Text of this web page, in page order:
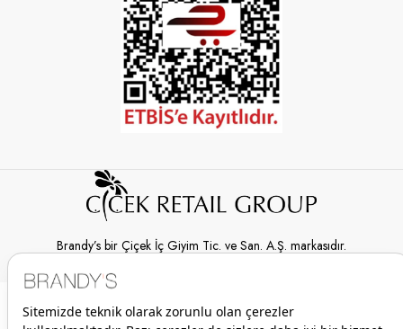
Brandy’s bir Çiçek İç Giyim Tic. ve San. A.Ş. markasıdır.
© 2026 Brandy’s | Her hakkı saklıdır.